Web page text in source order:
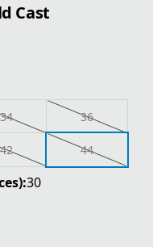
Cast
34 36
42 44
30